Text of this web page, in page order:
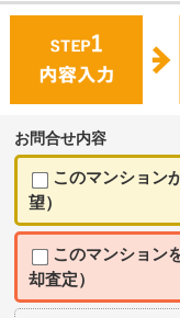
お問合せ内容
このマンション
望）
このマンション
却査定）